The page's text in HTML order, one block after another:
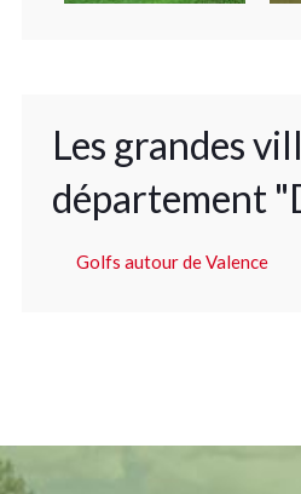
Les grandes
département
Golfs autour de Valence